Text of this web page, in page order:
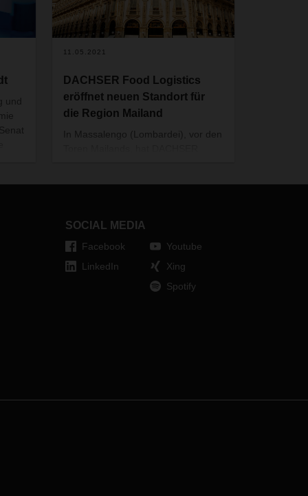
und
11.05.2021
DACHSER Food Logistics
eröffnet neuen Standort für
die Region Mailand
In Massalengo (Lombardei)
, vor den
schnelle Anbindung an alle
Europa.
SOCIAL MEDIA
Facebook
LinkedIn
Youtube
Xing
Spotify